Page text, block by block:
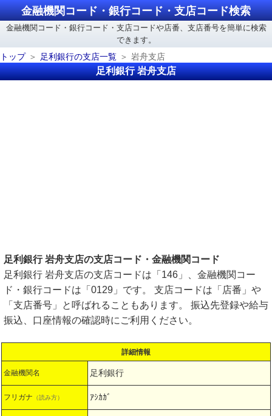
金融機関コード・銀行コード・支店コード検索
金融機関コード・銀行コード・支店コードや店番、支店番号を簡単に検索
できます。
トップ
足利銀行の支店一覧 岩舟支店
足利銀行 岩舟支店
足利銀行 岩舟支店の支店コード・金融機関コード
足利銀行 岩舟支店の支店コードは「146」、金融機関コー
ド・銀行コードは「0129」です。 支店コードは「店番」や
「支店番号」と呼ばれることもあります。 振込先登録や給与
振込、口座情報の確認時にご利用ください。
詳細情報
金融機関名 足利銀行
フリガナ （読み方） ｱｼｶｶﾞ